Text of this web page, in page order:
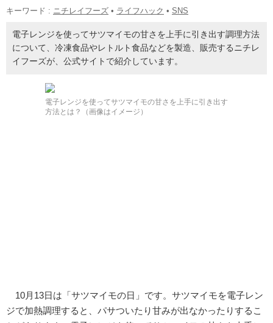
キーワード : ニチレイフーズ • ライフハック • SNS
電子レンジを使ってサツマイモの甘さを上手に引き出す調理方法
について、冷凍食品やレトルト食品などを製造、販売するニチレ
イフーズが、公式サイトで紹介しています。
電子レンジを使ってサツマイモの甘さを上手に引き出す
方法とは？（画像はイメージ）
10月13日は「サツマイモの日」です。サツマイモを電子レン
ジで加熱調理すると、パサついたり甘みが出なかったりするこ